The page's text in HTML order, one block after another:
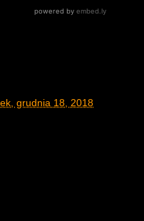
grudnia 18, 2018